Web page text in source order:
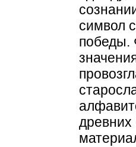
символ
победы.
древних